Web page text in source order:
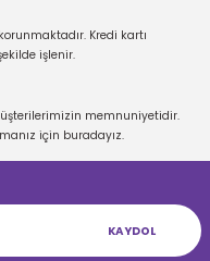
Kredi kartı
işlenir.
memnuniyetidir.
için buradayız.
KAYDOL